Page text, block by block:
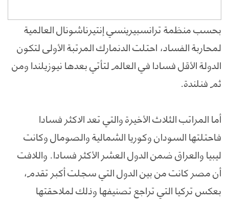
بحسب منظمة ترانسبيرينسي إنتيرناشونال العالمية
لمحاربة الفساد، احتلت الدنمارك المرتبة الأولى لتكون
الدولة الأقل فسادا في العالم لتأتي بعدها نيوزيلندا ومن
ثم فنلندة.
أما المراتب الثلاث الأخيرة والتي تعد الاكثر فسادا
فاحتلتها السودان وكوريا الشمالية والصومال وكانت
ليبيا والعراق ضمن الدول العشر الأكثر فسادا. واللافت
أن مصر كانت من بين الدول التي سجلت أكبر تقدم،
بعكس تركيا التي تراجع تصنيفها وذلك لملاحقتها